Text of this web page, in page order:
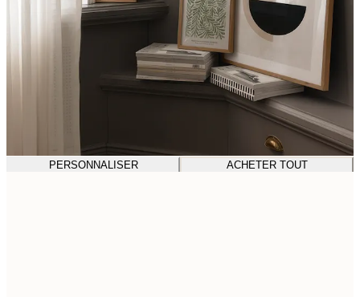
PERSONNALISER ACHETER TOUT